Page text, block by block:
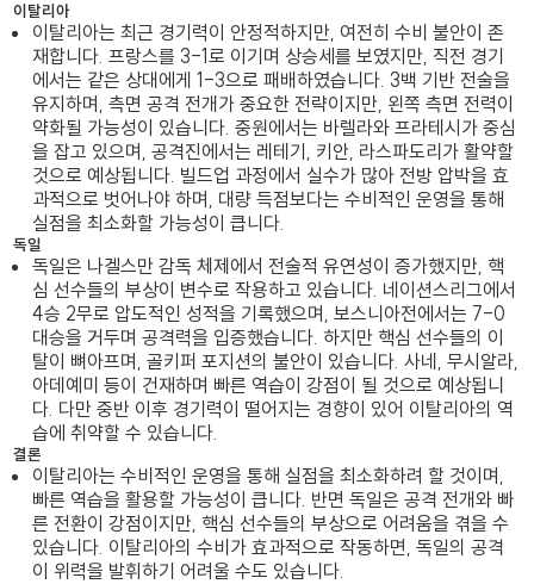
이탈리아
이탈리아는 최근 경기력이 안정적하지만, 여전히 수비 불안이 존
재합니다. 프랑스를 3-1로 이기며 상승세를 보였지만, 직전 경기
에서는 같은 상대에게 1-3으로 패배하였습니다. 3백 기반 전술을
유지하며, 측면 공격 전개가 중요한 전략이지만, 왼쪽 측면 전력이
약화될 가능성이 있습니다. 중원에서는 바렐라와 프라테시가 중심
을 잡고 있으며, 공격진에서는 레테기, 키안, 라스파도리가 활약할
것으로 예상됩니다. 빌드업 과정에서 실수가 많아 전방 압박을 효
과적으로 벗어나야 하며, 대량 득점보다는 수비적인 운영을 통해
실점을 최소화할 가능성이 큽니다.
독일
독일은 나겔스만 감독 체제에서 전술적 유연성이 증가했지만, 핵
심 선수들의 부상이 변수로 작용하고 있습니다. 네이션스리그에서
4승 2무로 압도적인 성적을 기록했으며, 보스니아전에서는 7-0
대승을 거두며 공격력을 입증했습니다. 하지만 핵심 선수들의 이
탈이 뼈아프며, 골키퍼 포지션의 불안이 있습니다. 사네, 무시알라,
아데예미 등이 건재하며 빠른 역습이 강점이 될 것으로 예상됩니
다. 다만 중반 이후 경기력이 떨어지는 경향이 있어 이탈리아의 역
습에 취약할 수 있습니다.
결론
이탈리아는 수비적인 운영을 통해 실점을 최소화하려 할 것이며,
빠른 역습을 활용할 가능성이 큽니다. 반면 독일은 공격 전개와 빠
른 전환이 강점이지만, 핵심 선수들의 부상으로 어려움을 겪을 수
있습니다. 이탈리아의 수비가 효과적으로 작동하면, 독일의 공격
이 위력을 발휘하기 어려울 수도 있습니다.